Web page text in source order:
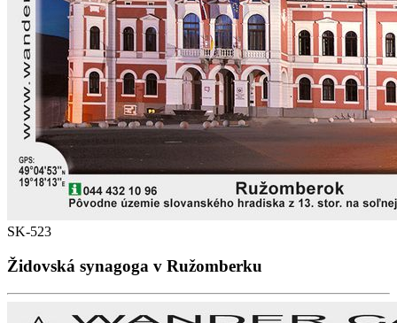
SK-523
Židovská synagoga v Ružomberku